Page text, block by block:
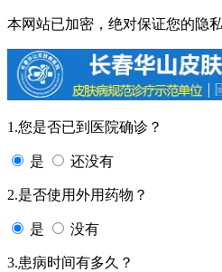
本网站已加密，绝对保证您的隐
1.您是否已到医院确诊？
是 还没有
2.是否使用外用药物？
是 没有
3.患病时间有多久？